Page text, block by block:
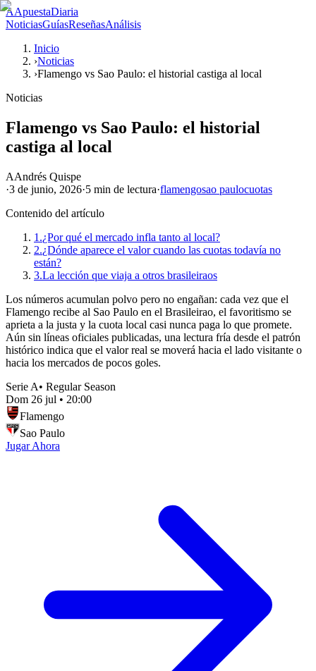
AApuestaDiaria
NoticiasGuíasReseñasAnálisis
Inicio
›Noticias
›Flamengo vs Sao Paulo: el historial castiga al local
Noticias
Flamengo vs Sao Paulo: el historial
castiga al local
AAndrés Quispe
·3 de junio, 2026·5 min de lectura·flamengosao paulocuotas
Contenido del artículo
1.¿Por qué el mercado infla tanto al local?
2.¿Dónde aparece el valor cuando las cuotas todavía no
están?
3.La lección que viaja a otros brasileiraos
Los números acumulan polvo pero no engañan: cada vez que el
Flamengo recibe al Sao Paulo en el Brasileirao, el favoritismo se
aprieta a la justa y la cuota local casi nunca paga lo que promete.
Aún sin líneas oficiales publicadas, una lectura fría desde el patrón
histórico indica que el valor real se moverá hacia el lado visitante o
hacia los mercados de pocos goles.
Serie A• Regular Season
Dom 26 jul • 20:00
Flamengo
Sao Paulo
Jugar Ahora